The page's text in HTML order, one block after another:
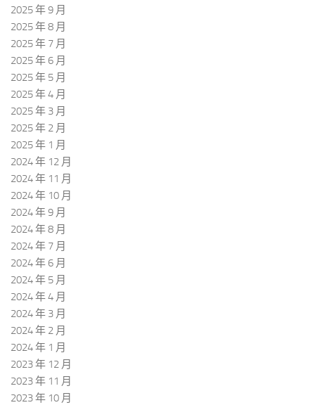
2025 年 9 月
2025 年 8 月
2025 年 7 月
2025 年 6 月
2025 年 5 月
2025 年 4 月
2025 年 3 月
2025 年 2 月
2025 年 1 月
2024 年 12 月
2024 年 11 月
2024 年 10 月
2024 年 9 月
2024 年 8 月
2024 年 7 月
2024 年 6 月
2024 年 5 月
2024 年 4 月
2024 年 3 月
2024 年 2 月
2024 年 1 月
2023 年 12 月
2023 年 11 月
2023 年 10 月